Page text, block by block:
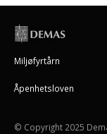
Miljøfyrtårn
Åpenhetsloven
© Copyright 2025